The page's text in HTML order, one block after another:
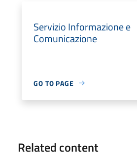
Servizio Informazione e
Comunicazione
GO TO PAGE
Related content